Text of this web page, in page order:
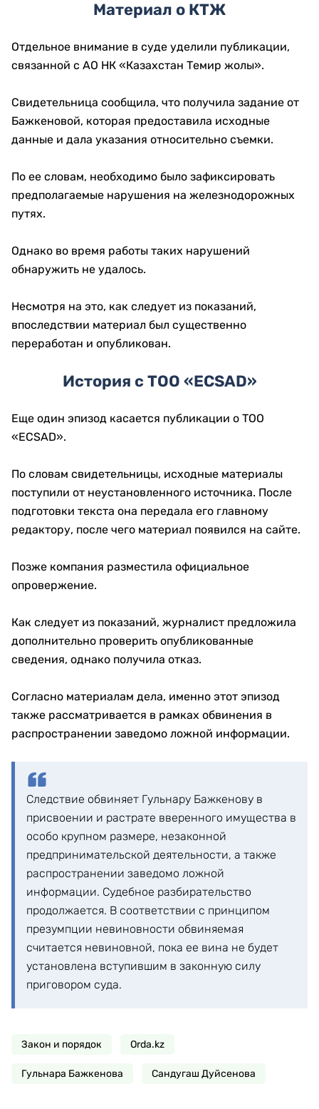
Материал о КТЖ
Отдельное внимание в суде уделили публикации,
связанной с АО НК «Казахстан Темир жолы».
Свидетельница сообщила, что получила задание от
Бажкеновой, которая предоставила исходные
данные и дала указания относительно съемки.
По ее словам, необходимо было зафиксировать
предполагаемые нарушения на железнодорожных
путях.
Однако во время работы таких нарушений
обнаружить не удалось.
Несмотря на это, как следует из показаний,
впоследствии материал был существенно
переработан и опубликован.
История с ТОО «ECSAD»
Еще один эпизод касается публикации о ТОО
«ECSAD».
По словам свидетельницы, исходные материалы
поступили от неустановленного источника. После
подготовки текста она передала его главному
редактору, после чего материал появился на сайте.
Позже компания разместила официальное
опровержение.
Как следует из показаний, журналист предложила
дополнительно проверить опубликованные
сведения, однако получила отказ.
Согласно материалам дела, именно этот эпизод
также рассматривается в рамках обвинения в
распространении заведомо ложной информации.
Следствие обвиняет Гульнару Бажкенову в
присвоении и растрате вверенного имущества в
особо крупном размере, незаконной
предпринимательской деятельности, а также
распространении заведомо ложной
информации. Судебное разбирательство
продолжается. В соответствии с принципом
презумпции невиновности обвиняемая
считается невиновной, пока ее вина не будет
установлена вступившим в законную силу
приговором суда.
Закон и порядок Orda.kz
Гульнара Бажкенова Сандугаш Дуйсенова